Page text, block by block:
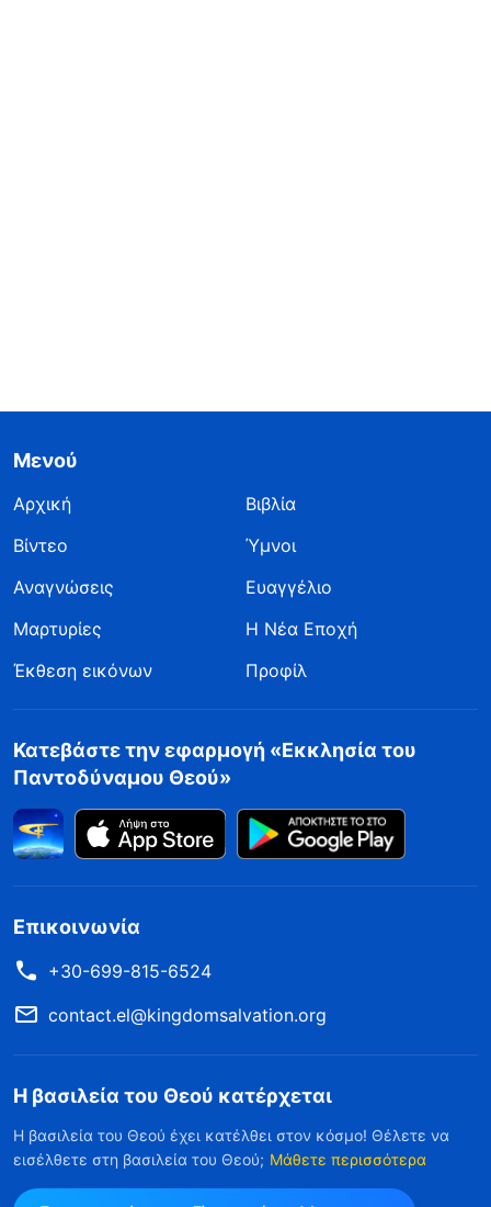
Μενού
Αρχική
Βιβλία
Βίντεο
Ύμνοι
Αναγνώσεις
Ευαγγέλιο
Μαρτυρίες
Η Νέα Εποχή
Έκθεση εικόνων
Προφίλ
Κατεβάστε την εφαρμογή «Εκκλησία του
Παντοδύναμου Θεού»
Επικοινωνία
+30-699-815-6524
contact.el@kingdomsalvation.org
Η βασιλεία του Θεού κατέρχεται
Η βασιλεία του Θεού έχει κατέλθει στον κόσμο! Θέλετε να
εισέλθετε στη βασιλεία του Θεού; Μάθετε περισσότερα